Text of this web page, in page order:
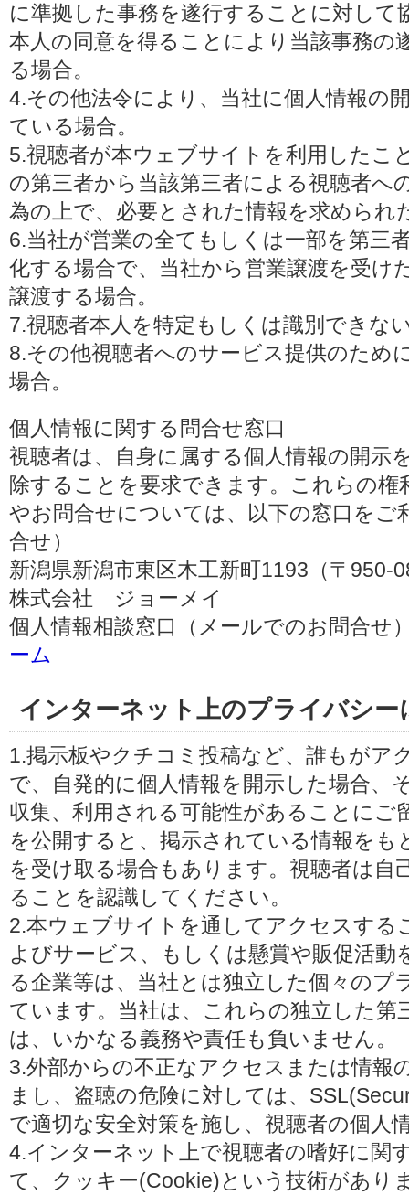
に準拠した事務を遂行することに対して
本人の同意を得ることにより当該事務の
る場合。
4.その他法令により、当社に個人情報の
ている場合。
5.視聴者が本ウェブサイトを利用したこ
の第三者から当該第三者による視聴者へ
為の上で、必要とされた情報を求められ
6.当社が営業の全てもしくは一部を第三
化する場合で、当社から営業譲渡を受け
譲渡する場合。
7.視聴者本人を特定もしくは識別できな
8.その他視聴者へのサービス提供のため
場合。
個人情報に関する問合せ窓口
視聴者は、自身に属する個人情報の開示
除することを要求できます。これらの権
やお問合せについては、以下の窓口をご
合せ）
新潟県新潟市東区木工新町1193（〒950-
株式会社 ジョーメイ
個人情報相談窓口（メールでのお問合せ
ーム
インターネット上のプライバシー
1.掲示板やクチコミ投稿など、誰もがア
で、自発的に個人情報を開示した場合、
収集、利用される可能性があることに
を公開すると、掲示されている情報を
を受け取る場合もあります。視聴者は自
ることを認識してください。
2.本ウェブサイトを通してアクセスする
よびサービス、もしくは懸賞や販促活動
る企業等は、当社とは独立した個々のプ
ています。当社は、これらの独立した第
は、いかなる義務や責任も負いません。
3.外部からの不正なアクセスまたは情報
まし、盗聴の危険に対しては、
で適切な安全対策を施し、視聴者の個人
4.インターネット上で視聴者の嗜好に関
て、クッキー(Cookie)という技術があり